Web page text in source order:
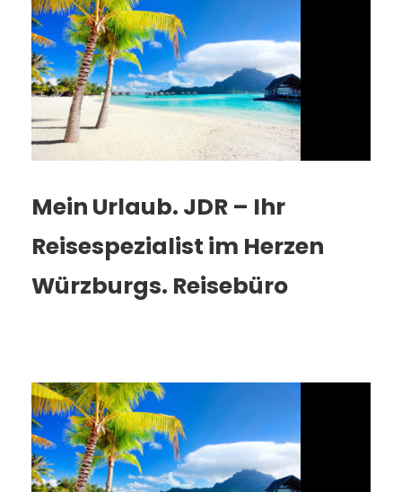
Mein Urlaub. JDR – Ihr
Reisespezialist im Herzen
Würzburgs. Reisebüro